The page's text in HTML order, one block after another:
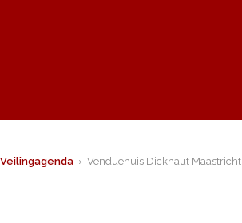
Veilingagenda › Venduehuis Dickhaut Maastricht